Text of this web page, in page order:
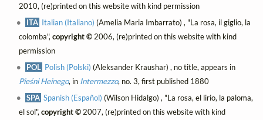
2010, (re)printed on this website with kind permission
ITA Italian (Italiano) (Amelia Maria Imbarrato) , "La rosa, il giglio, la
colomba", copyright ©2006, (re)printed on this website with kind
permission
POL Polish (Polski) (Aleksander Kraushar) , no title, appears in
Pieśni Heinego, in Intermezzo, no. 3, first published 1880
SPA Spanish (Español) (Wilson Hidalgo) , "La rosa, el lirio, la paloma,
el sol", copyright ©2007, (re)printed on this website with kind